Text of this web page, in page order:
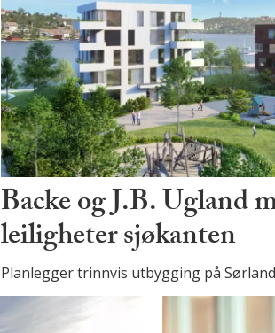
Backe og J.B. Ugland
leiligheter sjøkanten
Planlegger trinnvis utbygging på